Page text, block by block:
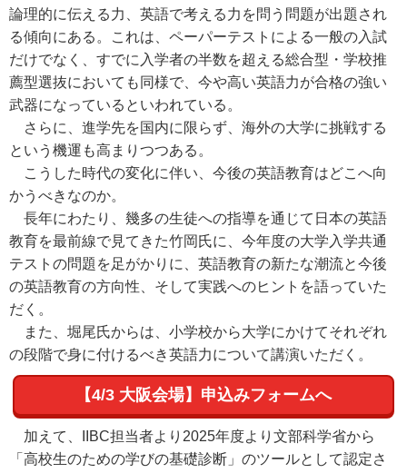
論理的に伝える力、英語で考える力を問う問題が出題され
る傾向にある。これは、ペーパーテストによる一般の入試
だけでなく、すでに入学者の半数を超える総合型・学校推
薦型選抜においても同様で、今や高い英語力が合格の強い
武器になっているといわれている。
さらに、進学先を国内に限らず、海外の大学に挑戦する
という機運も高まりつつある。
こうした時代の変化に伴い、今後の英語教育はどこへ向
かうべきなのか。
長年にわたり、幾多の生徒への指導を通じて日本の英語
教育を最前線で見てきた竹岡氏に、今年度の大学入学共通
テストの問題を足がかりに、英語教育の新たな潮流と今後
の英語教育の方向性、そして実践へのヒントを語っていた
だく。
また、堀尾氏からは、小学校から大学にかけてそれぞれ
の段階で身に付けるべき英語力について講演いただく。
【4/3 大阪会場】申込みフォームへ
加えて、IIBC担当者より2025年度より文部科学省から
「高校生のための学びの基礎診断」のツールとして認定さ